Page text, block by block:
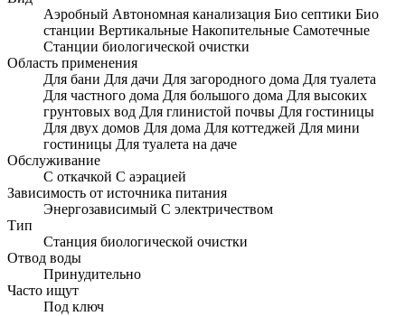
Аэробный Автономная канализация Био септики Био
станции Вертикальные Накопительные Самотечные
Станции биологической очистки
Область применения
Для бани Для дачи Для загородного дома Для туалета
Для частного дома Для большого дома Для высоких
грунтовых вод Для глинистой почвы Для гостиницы
Для двух домов Для дома Для коттеджей Для мини
гостиницы Для туалета на даче
Обслуживание
С откачкой С аэрацией
Зависимость от источника питания
Энергозависимый С электричеством
Тип
Станция биологической очистки
Отвод воды
Принудительно
Часто ищут
Под ключ